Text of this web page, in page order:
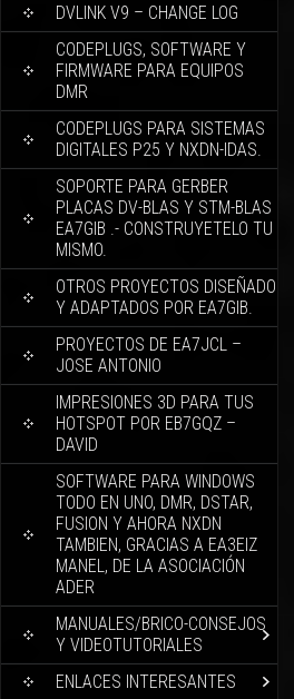
DVLINK V9 – CHANGE LOG
CODEPLUGS, SOFTWARE Y
FIRMWARE PARA EQUIPOS
DMR
CODEPLUGS PARA SISTEMAS
DIGITALES P25 Y NXDN-IDAS.
SOPORTE PARA GERBER
PLACAS DV-BLAS Y STM-BLAS
EA7GIB .- CONSTRUYETELO TU
MISMO.
OTROS PROYECTOS DISEÑADO
Y ADAPTADOS POR EA7GIB.
PROYECTOS DE EA7JCL –
JOSE ANTONIO
IMPRESIONES 3D PARA TUS
HOTSPOT POR EB7GQZ –
DAVID
SOFTWARE PARA WINDOWS
TODO EN UNO, DMR, DSTAR,
FUSION Y AHORA NXDN
TAMBIEN, GRACIAS A EA3EIZ
MANEL, DE LA ASOCIACIÓN
ADER
MANUALES/BRICO-CONSEJOS
Y VIDEOTUTORIALES
ENLACES INTERESANTES